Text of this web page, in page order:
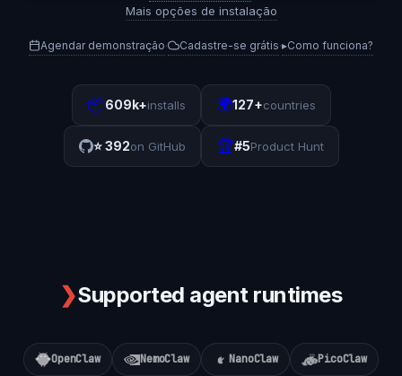
Mais opções de instalação
Agendar demonstração· Cadastre-se grátis·▸Como funciona?
📦609k+installs 🌍127+countries
⭐392on GitHub 🏆#5Product Hunt
❯Supported agent runtimes
OpenClaw NemoClaw NanoClaw PicoClaw